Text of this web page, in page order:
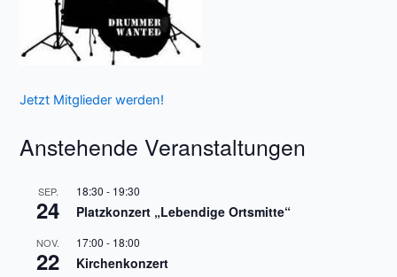
Jetzt Mitglieder werden!
Anstehende Veranstaltungen
SEP.
24
18:30 - 19:30
Platzkonzert „Lebendige Ortsmitte“
NOV.
22
17:00 - 18:00
Kirchenkonzert